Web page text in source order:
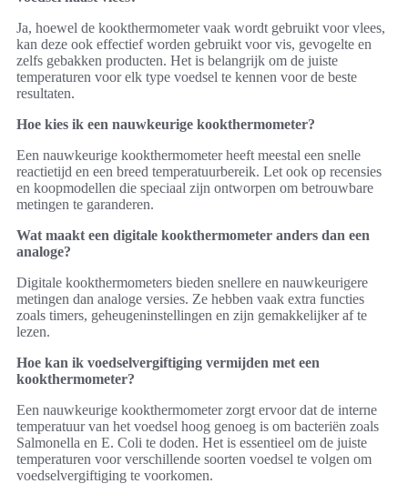
Ja, hoewel de kookthermometer vaak wordt gebruikt voor vlees,
kan deze ook effectief worden gebruikt voor vis, gevogelte en
zelfs gebakken producten. Het is belangrijk om de juiste
temperaturen voor elk type voedsel te kennen voor de beste
resultaten.
Hoe kies ik een nauwkeurige kookthermometer?
Een nauwkeurige kookthermometer heeft meestal een snelle
reactietijd en een breed temperatuurbereik. Let ook op recensies
en koopmodellen die speciaal zijn ontworpen om betrouwbare
metingen te garanderen.
Wat maakt een digitale kookthermometer anders dan een
analoge?
Digitale kookthermometers bieden snellere en nauwkeurigere
metingen dan analoge versies. Ze hebben vaak extra functies
zoals timers, geheugeninstellingen en zijn gemakkelijker af te
lezen.
Hoe kan ik voedselvergiftiging vermijden met een
kookthermometer?
Een nauwkeurige kookthermometer zorgt ervoor dat de interne
temperatuur van het voedsel hoog genoeg is om bacteriën zoals
Salmonella en E. Coli te doden. Het is essentieel om de juiste
temperaturen voor verschillende soorten voedsel te volgen om
voedselvergiftiging te voorkomen.